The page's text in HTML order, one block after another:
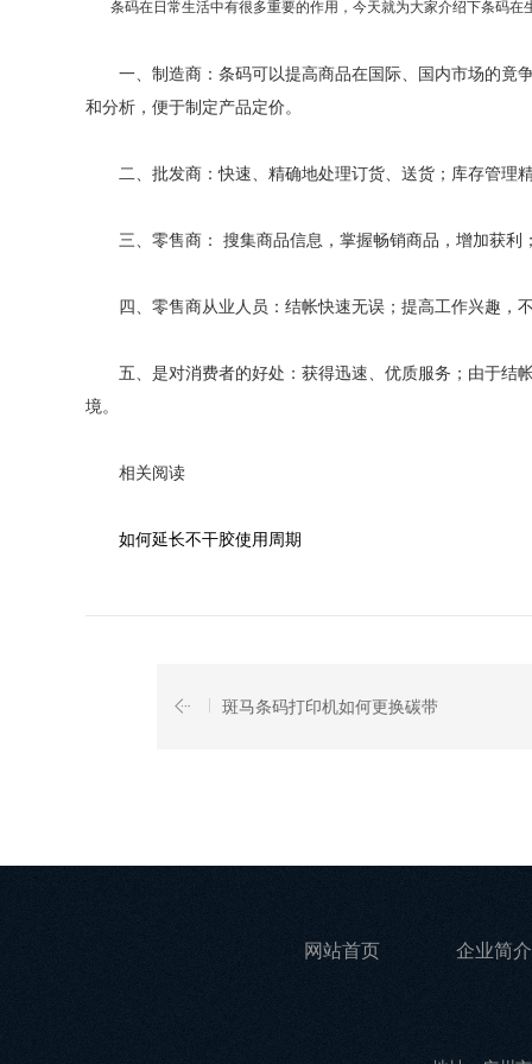
条码在日常生活中有很多重要的作用，今天就为大家介绍下条码在
一、制造商：条码可以提高商品在国际、国内市场的竟争
和分析，便于制定产品定价。
二、批发商：快速、精确地处理订货、送货；库存管理
三、零售商： 搜集商品信息，掌握畅销商品，增加获利
四、零售商从业人员：结帐快速无误；提高工作兴趣，
五、是对消费者的好处：获得迅速、优质服务；由于结帐
境。
相关阅读
如何延长不干胶使用周期
斑马条码打印机如何更换碳带
网站首页 企业简介